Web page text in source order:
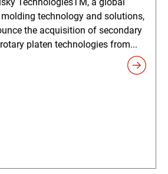
TechnologiesTM, a global
technology and solutions,
the acquisition of secondary
platen technologies from...